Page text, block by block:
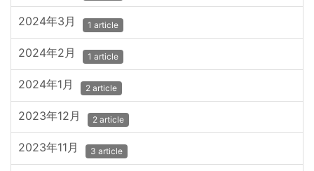
2024年3月 1 article
2024年2月 1 article
2024年1月 2 article
2023年12月 2 article
2023年11月 3 article